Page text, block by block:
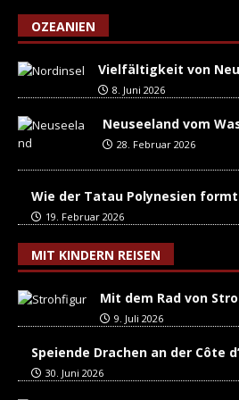
OZEANIEN
Vielfältigkeit von
8. Juni 2026
Neuseeland vom
28. Februar 2026
Wie der Tatau Polynesien
19. Februar 2026
MIT KINDERN REISEN
Mit dem Rad von
9. Juli 2026
Speiende Drachen an der Côte
30. Juni 2026